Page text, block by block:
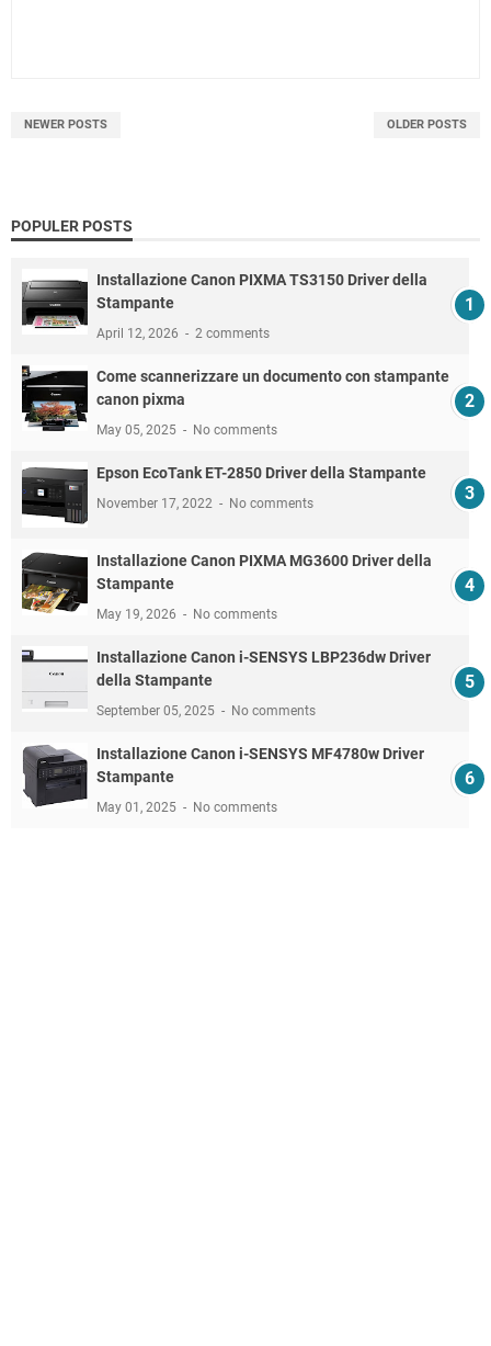
NEWER POSTS OLDER POSTS
POPULER POSTS
Installazione Canon PIXMA TS3150 Driver della
Stampante
April 12, 2026 2 comments
Come scannerizzare un documento con stampante
canon pixma
May 05, 2025 No comments
Epson EcoTank ET-2850 Driver della Stampante
November 17, 2022 No comments
Installazione Canon PIXMA MG3600 Driver della
Stampante
May 19, 2026 No comments
Installazione Canon i-SENSYS LBP236dw Driver
della Stampante
September 05, 2025 No comments
Installazione Canon i-SENSYS MF4780w Driver
Stampante
May 01, 2025 No comments